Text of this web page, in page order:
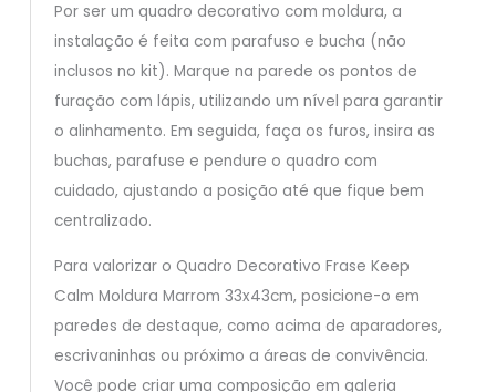
Por ser um quadro decorativo com moldura, a
instalação é feita com parafuso e bucha (não
inclusos no kit). Marque na parede os pontos de
furação com lápis, utilizando um nível para garantir
o alinhamento. Em seguida, faça os furos, insira as
buchas, parafuse e pendure o quadro com
cuidado, ajustando a posição até que fique bem
centralizado.
Para valorizar o Quadro Decorativo Frase Keep
Calm Moldura Marrom 33x43cm, posicione-o em
paredes de destaque, como acima de aparadores,
escrivaninhas ou próximo a áreas de convivência.
Você pode criar uma composição em galeria